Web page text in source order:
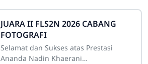
JUARA II FLS2N 2026 CABANG
FOTOGRAFI
Selamat dan Sukses atas Prestasi
Ananda Nadin Khaerani